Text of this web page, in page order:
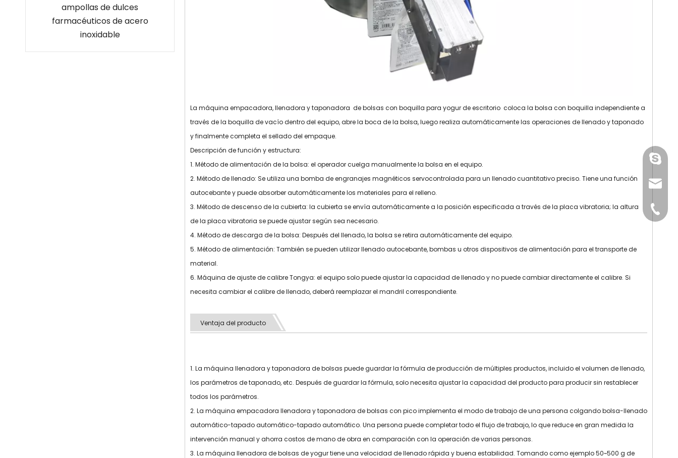
ampollas de dulces
farmacéuticos de acero
mermelada de salsa de
tomate con sello de tres
con hisopo de mascarilla
automática
multifuncional
cosméticos con control
La máquina empacadora, llenadora y taponadora de bolsas con boquilla para yogur de escritorio coloca la bolsa con boquilla independiente a
través de la boquilla de vacío dentro del equipo, abre la boca de la bolsa, luego realiza automáticamente las operaciones de llenado y taponado
y finalmente completa el sellado del empaque.
Descripción de función y estructura:
1. Método de alimentación de la bolsa: el operador cuelga manualmente la bolsa en el equipo.
2. Método de llenado: Se utiliza una bomba de engranajes magnéticos servocontrolada para un llenado cuantitativo preciso. Tiene una función
autocebante y puede absorber automáticamente los materiales para el relleno.
3. Método de descenso de la cubierta: la cubierta se envía automáticamente a la posición especificada a través de la placa vibratoria; la altura
de la placa vibratoria se puede ajustar según sea necesario.
4. Método de descarga de la bolsa: Después del llenado, la bolsa se retira automáticamente del equipo.
5. Método de alimentación: También se pueden utilizar llenado autocebante, bombas u otros dispositivos de alimentación para el transporte de
material.
6. Máquina de ajuste de calibre Tongya: el equipo solo puede ajustar la capacidad de llenado y no puede cambiar directamente el calibre. Si
necesita cambiar el calibre de llenado, deberá reemplazar el mandril correspondiente.
Ventaja del producto
1. La máquina llenadora y taponadora de bolsas puede guardar la fórmula de producción de múltiples productos, incluido el volumen de llenado,
los parámetros de taponado, etc. Después de guardar la fórmula, solo necesita ajustar la capacidad del producto para producir sin restablecer
todos los parámetros.
2. La máquina empacadora llenadora y taponadora de bolsas con pico implementa el modo de trabajo de una persona colgando bolsa-llenado
automático-tapado automático-tapado automático. Una persona puede completar todo el flujo de trabajo, lo que reduce en gran medida la
intervención manual y ahorra costos de mano de obra en comparación con la operación de varias personas.
3. La máquina llenadora de bolsas de yogur tiene una velocidad de llenado rápida y buena estabilidad. Tomando como ejemplo 50~500 g de
+86-